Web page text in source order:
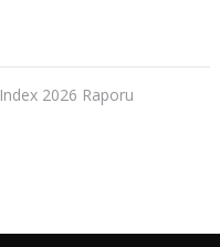
2026 Raporu